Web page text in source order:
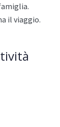
il viaggio.